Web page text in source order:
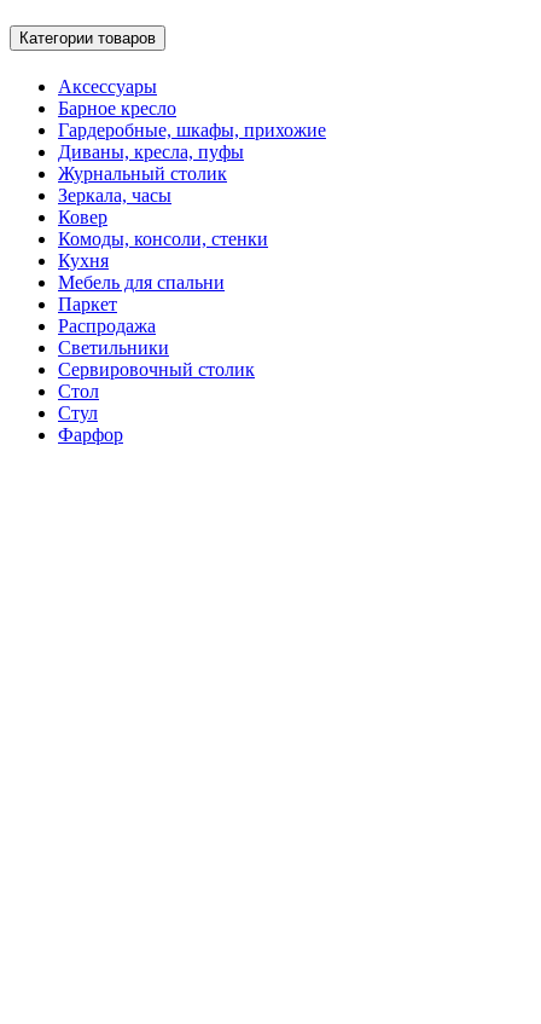
Категории товаров
Аксессуары
Барное кресло
Гардеробные, шкафы, прихожие
Диваны, кресла, пуфы
Журнальный столик
Зеркала, часы
Ковер
Комоды, консоли, стенки
Кухня
Мебель для спальни
Паркет
Распродажа
Светильники
Сервировочный столик
Стол
Стул
Фарфор